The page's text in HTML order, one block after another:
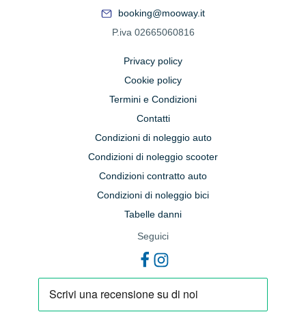
booking@mooway.it
P.iva 02665060816
Privacy policy
Cookie policy
Termini e Condizioni
Contatti
Condizioni di noleggio auto
Condizioni di noleggio scooter
Condizioni contratto auto
Condizioni di noleggio bici
Tabelle danni
Seguici